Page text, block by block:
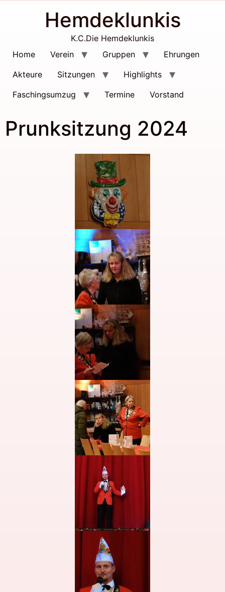
Hemdeklunkis
K.C.Die Hemdeklunkis
Home
Verein Gruppen
Ehrungen
Akteure
Sitzungen
Highlights
Faschingsumzug
Termine Vorstand
Prunksitzung 2024